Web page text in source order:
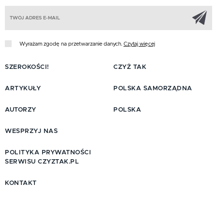
Wyrażam zgodę na przetwarzanie danych. Czytaj więcej
SZEROKOŚCI!
ARTYKUŁY
AUTORZY
CZYŻ TAK
POLSKA SAMORZĄDNA
POLSKA
WESPRZYJ NAS
POLITYKA PRYWATNOŚCI
SERWISU CZYZTAK.PL
KONTAKT